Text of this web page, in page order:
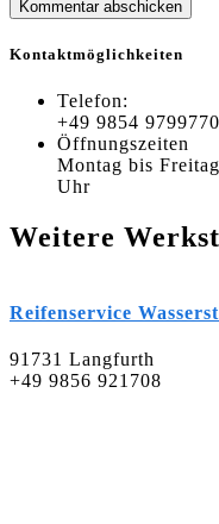
Kontaktmöglichkeiten
Telefon:
+49 9854 9799770
Öffnungszeiten
Montag bis
Uhr
Weitere
Reifenservice
91731 Langfurth
+49 9856 921708